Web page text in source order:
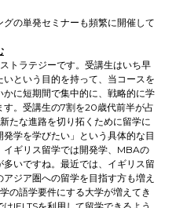
の単発セミナーも頻繁に開催して
トラテジーです。受講生はいち早
という目的を持って、当コースを
に短期間で集中的に、戦略的に学
。受講生の7割を20歳代前半が占
たな進路を切り拓くために留学に
学を学びたい」という具体的な目
ギリス留学では開発学、MBAの
いですね。最近では、イギリス留
ジア圏への留学を目指す方も増え
の語学要件にする大学が増えてき